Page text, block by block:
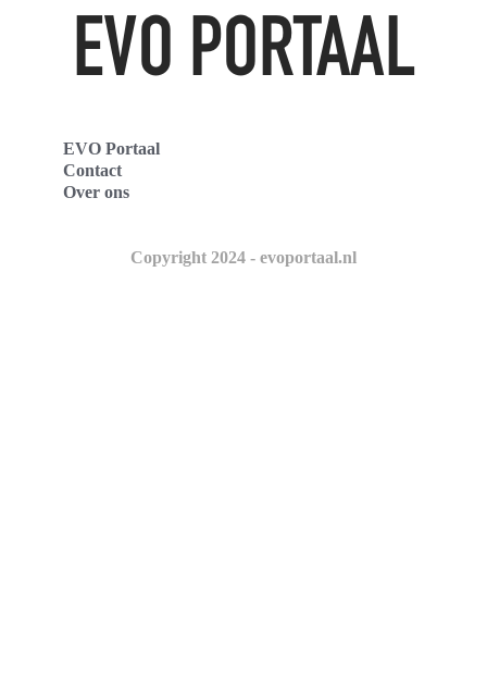
EVO Portaal
Contact
Over ons
Copyright 2024 - evoportaal.nl